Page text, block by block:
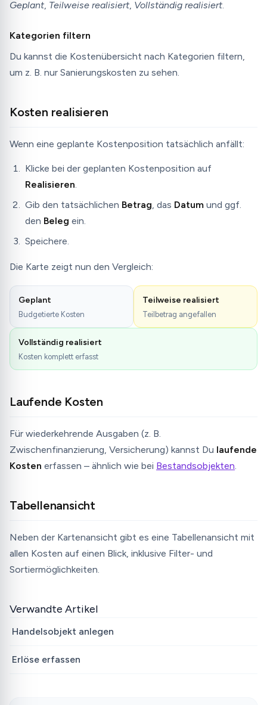
Geplant, Teilweise realisiert, Vollständig realisiert.
Kategorien filtern
Du kannst die Kostenübersicht nach Kategorien filtern,
um z. B. nur Sanierungskosten zu sehen.
Kosten realisieren
Wenn eine geplante Kostenposition tatsächlich anfällt:
Klicke bei der geplanten Kostenposition auf
Realisieren.
Gib den tatsächlichen Betrag, das Datum und ggf.
den Beleg ein.
Speichere.
Die Karte zeigt nun den Vergleich:
Geplant
Budgetierte Kosten
Teilweise realisiert
Teilbetrag angefallen
Vollständig realisiert
Kosten komplett erfasst
Laufende Kosten
Für wiederkehrende Ausgaben (z. B.
Zwischenfinanzierung, Versicherung) kannst Du laufende
Kosten erfassen – ähnlich wie bei Bestandsobjekten.
Tabellenansicht
Neben der Kartenansicht gibt es eine Tabellenansicht mit
allen Kosten auf einen Blick, inklusive Filter- und
Sortiermöglichkeiten.
Verwandte Artikel
Handelsobjekt anlegen
Erlöse erfassen